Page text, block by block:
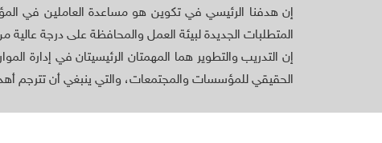
إن هدفنا الرئيسي في تكوين هو مساعدة العاملين في
المتطلبات الجديدة لبيئة العمل والمحافظة على درجة
إن التدريب والتطوير هما المهمتان الرئيسيتان في إدارة
الحقيقي للمؤسسات والمجتمعات، والتي ينبغي أن تترجم